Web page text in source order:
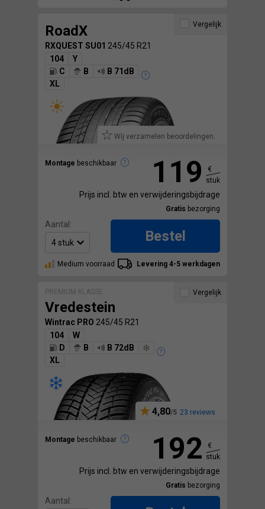
RoadX
RXQUEST SU01 245/45 R21
104
Y
C
B
B 71dB
XL
Wij verzamelen beoordelingen.
Montage beschikbaar
Vergelijk
119
€
stuk
Prijs incl. btw en verwijderingsbijdrage
Gratis bezorging
Aantal:
Bestel
Medium voorraad Levering 4-5 werkdagen
PREMIUM KLASSE
Vredestein
Wintrac PRO 245/45 R21
104
W
D
B
B 72dB
XL
4,80 23 reviews
Montage beschikbaar
Vergelijk
192
€
stuk
Prijs incl. btw en verwijderingsbijdrage
Gratis bezorging
Aantal: